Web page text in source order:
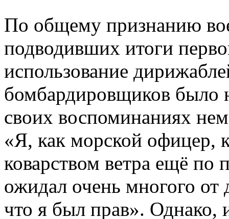
По общему признанию
подводивших итоги
использование
бомбардировщиков было
своих воспоминаниях
«Я, как морской офицер,
коварством ветра ещё по
ожидал очень многого от
что я был прав». Однако,